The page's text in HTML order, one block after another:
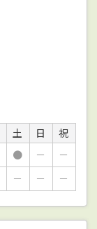
土 日
祝
● －
－
－ － －